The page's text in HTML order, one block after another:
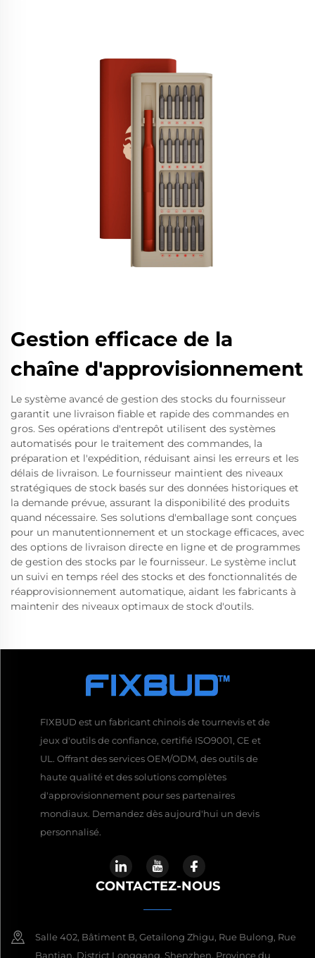
Gestion efficace de la
chaîne d'approvisionnement
Le système avancé de gestion des stocks du fournisseur
garantit une livraison fiable et rapide des commandes en
gros. Ses opérations d'entrepôt utilisent des systèmes
automatisés pour le traitement des commandes, la
préparation et l'expédition, réduisant ainsi les erreurs et les
délais de livraison. Le fournisseur maintient des niveaux
stratégiques de stock basés sur des données historiques et
la demande prévue, assurant la disponibilité des produits
quand nécessaire. Ses solutions d'emballage sont conçues
pour un manutentionnement et un stockage efficaces, avec
des options de livraison directe en ligne et de programmes
de gestion des stocks par le fournisseur. Le système inclut
un suivi en temps réel des stocks et des fonctionnalités de
réapprovisionnement automatique, aidant les fabricants à
maintenir des niveaux optimaux de stock d'outils.
FIXBUD est un fabricant chinois de tournevis et de
jeux d'outils de confiance, certifié ISO9001, CE et
UL. Offrant des services OEM/ODM, des outils de
haute qualité et des solutions complètes
d'approvisionnement pour ses partenaires
mondiaux. Demandez dès aujourd'hui un devis
personnalisé.
CONTACTEZ-NOUS
Salle 402, Bâtiment B, Getailong Zhigu, Rue Bulong, Rue
Bantian, District Longgang, Shenzhen, Province du